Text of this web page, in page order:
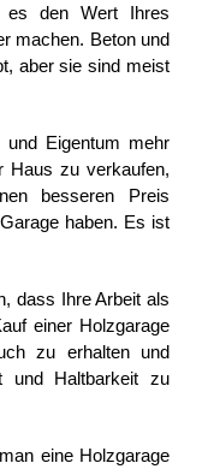
es den Wert Ihres
machen. Beton und
aber sie sind meist
Eigentum mehr
Haus zu verkaufen,
besseren Preis
haben. Es ist
dass Ihre Arbeit als
einer Holzgarage
zu erhalten und
und Haltbarkeit zu
eine Holzgarage